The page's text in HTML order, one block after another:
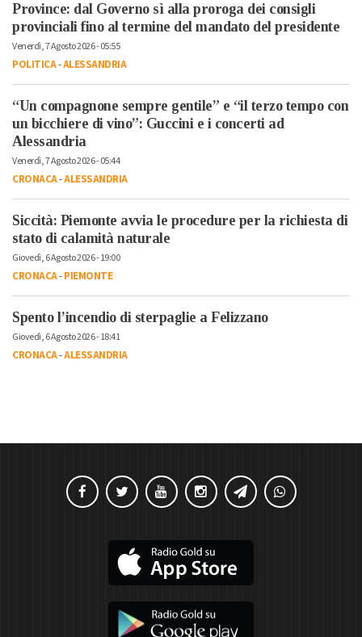
Province: dal Governo sì alla proroga dei consigli
provinciali fino al termine del mandato del presidente
Venerdì, 7 Agosto 2026 - 05:55
POLITICA-ALESSANDRIA
“Un compagnone sempre gentile” e “il terzo tempo con
un bicchiere di vino”: Guccini e i concerti ad
Alessandria
Venerdì, 7 Agosto 2026 - 05:44
CRONACA-ALESSANDRIA
Siccità: Piemonte avvia le procedure per la richiesta di
stato di calamità naturale
Giovedì, 6 Agosto 2026 - 19:00
CRONACA-PIEMONTE
Spento l’incendio di sterpaglie a Felizzano
Giovedì, 6 Agosto 2026 - 18:41
CRONACA-ALESSANDRIA